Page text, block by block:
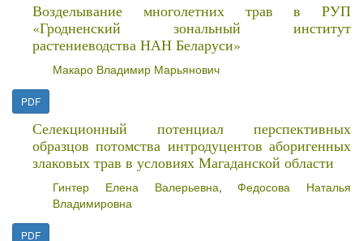
Возделывание многолетних трав в РУП
«Гродненский зональный институт
растениеводства НАН Беларуси»
Макаро Владимир Марьянович
PDF
Селекционный потенциал перспективных
образцов потомства интродуцентов аборигенных
злаковых трав в условиях Магаданской области
Гинтер Елена Валерьевна,Федосова Наталья
Владимировна
PDF